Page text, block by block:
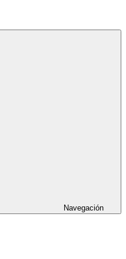
Navegación